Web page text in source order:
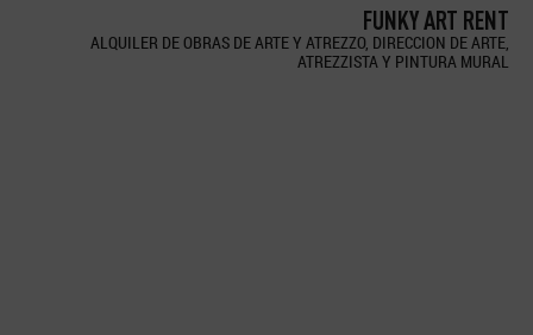
FUNKY ART RENT
ALQUILER DE OBRAS DE ARTE Y ATREZZO, DIRECCION DE ARTE,
ATREZZISTA Y PINTURA MURAL